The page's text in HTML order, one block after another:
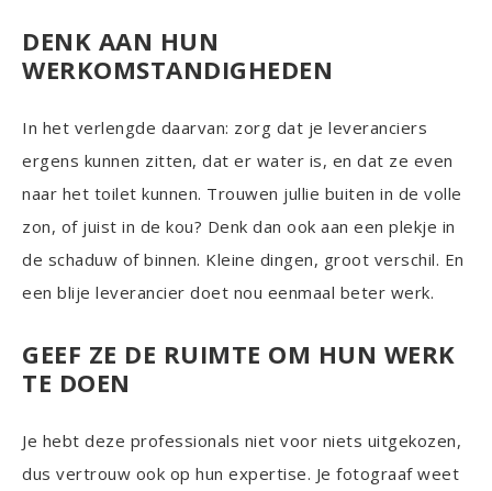
DENK AAN HUN
WERKOMSTANDIGHEDEN
In het verlengde daarvan: zorg dat je leveranciers
ergens kunnen zitten, dat er water is, en dat ze even
naar het toilet kunnen. Trouwen jullie buiten in de volle
zon, of juist in de kou? Denk dan ook aan een plekje in
de schaduw of binnen. Kleine dingen, groot verschil. En
een blije leverancier doet nou eenmaal beter werk.
GEEF ZE DE RUIMTE OM HUN WERK
TE DOEN
Je hebt deze professionals niet voor niets uitgekozen,
dus vertrouw ook op hun expertise. Je fotograaf weet